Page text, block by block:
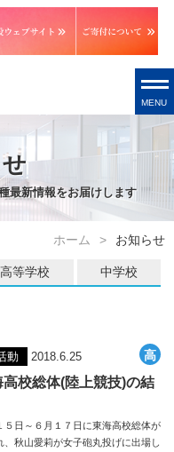
MENU
最新情報をお届けします
ホーム お知らせ
高等学校 中学校
動 2018.6.25
高校総体(陸上競技)の結
５日～６月１７日に東海高校総体が
、秋山愛莉が女子砲丸投げに出場し